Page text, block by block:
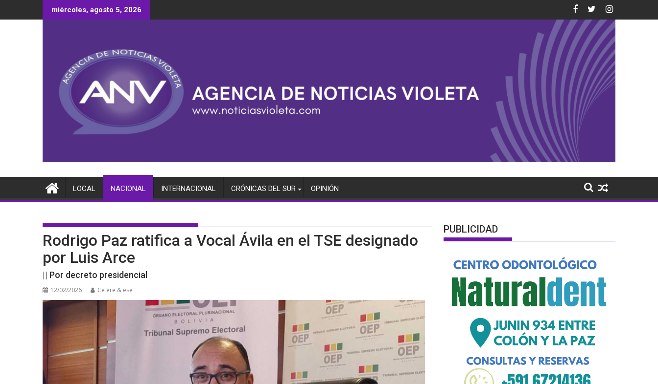
al
miércoles, agosto 5, 2026
LOCAL NACIONAL INTERNACIONAL CRÓNICAS DEL SUR OPINIÓN
Rodrigo Paz ratifica a Vocal Ávila en el TSE designado
por Luis Arce
|| Por decreto presidencial
12/02/2026 Ce ere & ese
PUBLICIDAD